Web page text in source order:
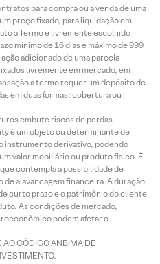
para compra ou a venda de uma
preço fixado, para liquidação em
a Termo é livremente escolhido
mínimo de 16 dias e máximo de 999
adicionado de uma parcela
livremente em mercado, em
a termo requer um depósito de
em duas formas: cobertura ou
embute riscos de perdas
é um objeto ou determinante de
instrumento derivativo, podendo
valor mobiliário ou produto físico. É
contempla a possibilidade de
alavancagem financeira. A duração
curto prazo e o patrimônio do cliente
As condições de mercado,
podem afetar o
AO CÓDIGO ANBIMA DE